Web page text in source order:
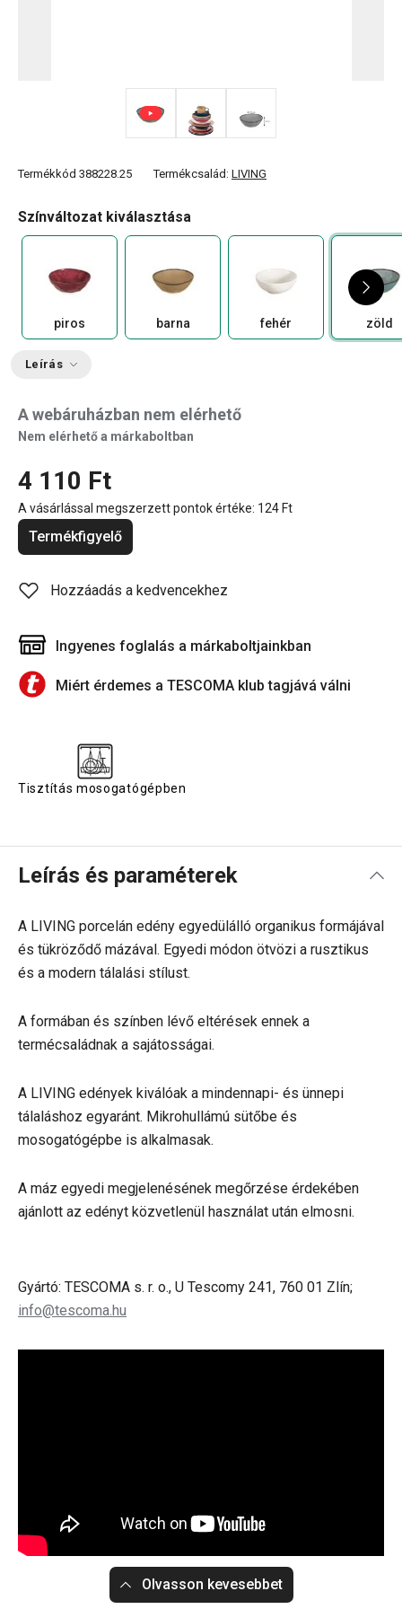
Termékkód 388228.25 Termékcsalád: LIVING
Színváltozat kiválasztása
piros barna fehér zöld
Leírás
A webáruházban nem elérhető
Nem elérhető a márkaboltban
4 110 Ft
A vásárlással megszerzett pontok értéke: 124 Ft
Termékfigyelő
Hozzáadás a kedvencekhez
Ingyenes foglalás a márkaboltjainkban
Miért érdemes a TESCOMA klub tagjává válni
Tisztítás mosogatógépben
Leírás és paraméterek
A LIVING porcelán edény egyedülálló organikus formájával
és tükröződő mázával. Egyedi módon ötvözi a rusztikus
és a modern tálalási stílust.
A formában és színben lévő eltérések ennek a
termécsaládnak a sajátosságai.
A LIVING edények kiválóak a mindennapi- és ünnepi
tálaláshoz egyaránt. Mikrohullámú sütőbe és
mosogatógépbe is alkalmasak.
A máz egyedi megjelenésének megőrzése érdekében
ajánlott az edényt közvetlenül használat után elmosni.
Gyártó: TESCOMA s. r. o., U Tescomy 241, 760 01 Zlín;
info@tescoma.hu
Olvasson kevesebbet